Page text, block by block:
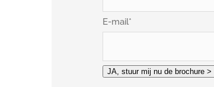
E-mail*
JA, stuur mij nu de brochure >